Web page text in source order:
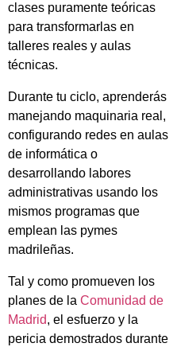
clases puramente teóricas
para transformarlas en
talleres reales y aulas
técnicas.
Durante tu ciclo, aprenderás
manejando maquinaria real,
configurando redes en aulas
de informática o
desarrollando labores
administrativas usando los
mismos programas que
emplean las pymes
madrileñas.
Tal y como promueven los
planes de la Comunidad de
Madrid, el esfuerzo y la
pericia demostrados durante